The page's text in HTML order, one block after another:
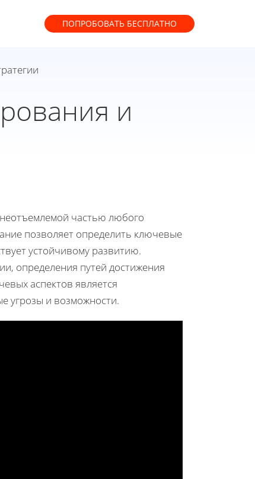
ПОПРОБОВАТЬ БЕСПЛАТНО
и
частью любого
позволяет определить ключевые
устойчивому развитию.
определения путей достижения
аспектов является
угрозы и возможности.